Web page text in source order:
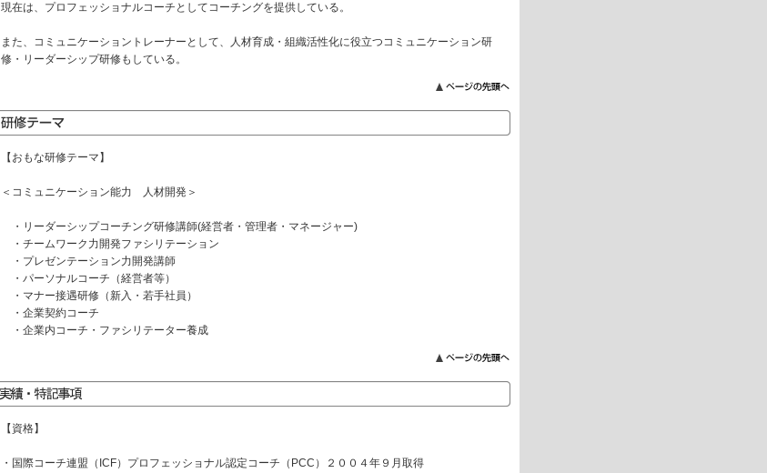
現在は、プロフェッショナルコーチとしてコーチングを提供している。
また、コミュニケーショントレーナーとして、人材育成・組織活性化に役立つコミュニケーション研
修・リーダーシップ研修もしている。
【おもな研修テーマ】
＜コミュニケーション能力 人材開発＞
・リーダーシップコーチング研修講師(経営者・管理者・マネージャー)
・チームワーク力開発ファシリテーション
・プレゼンテーション力開発講師
・パーソナルコーチ（経営者等）
・マナー接遇研修（新入・若手社員）
・企業契約コーチ
・企業内コーチ・ファシリテーター養成
【資格】
・国際コーチ連盟（ICF）プロフェッショナル認定コーチ（PCC）２００４年９月取得